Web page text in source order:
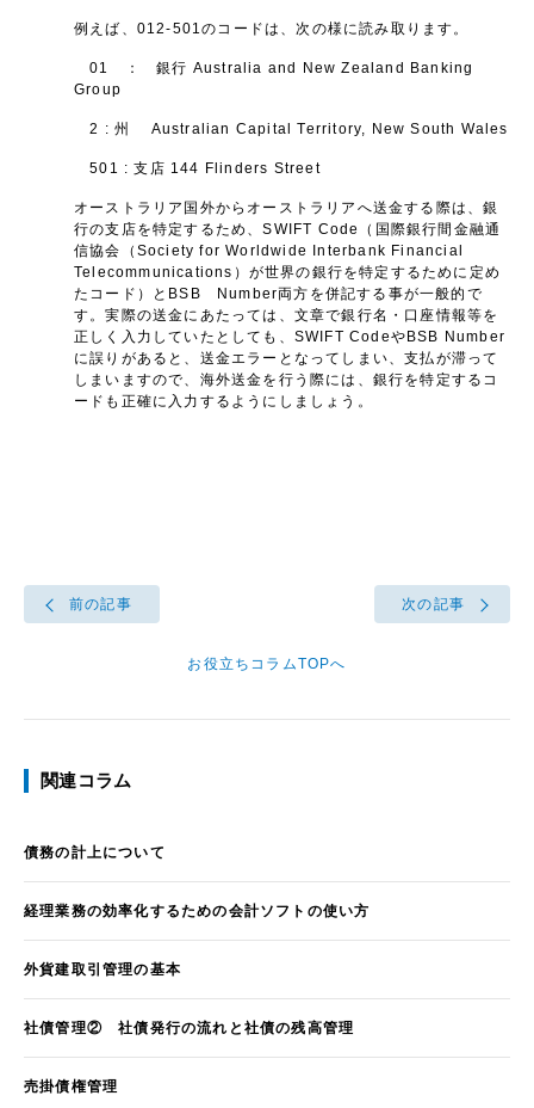
例えば、012-501のコードは、次の様に読み取ります。
01 ： 銀行 Australia and New Zealand Banking
Group
2 : 州 Australian Capital Territory, New South Wales
501 : 支店 144 Flinders Street
オーストラリア国外からオーストラリアへ送金する際は、銀
行の支店を特定するため、SWIFT Code（国際銀行間金融通
信協会（Society for Worldwide Interbank Financial
Telecommunications）が世界の銀行を特定するために定め
たコード）とBSB Number両方を併記する事が一般的で
す。実際の送金にあたっては、文章で銀行名・口座情報等を
正しく入力していたとしても、SWIFT CodeやBSB Number
に誤りがあると、送金エラーとなってしまい、支払が滞って
しまいますので、海外送金を行う際には、銀行を特定するコ
ードも正確に入力するようにしましょう。
前の記事
お役立ちコラムTOPへ
次の記事
関連コラム
債務の計上について
経理業務の効率化するための会計ソフトの使い方
外貨建取引管理の基本
社債管理② 社債発行の流れと社債の残高管理
売掛債権管理